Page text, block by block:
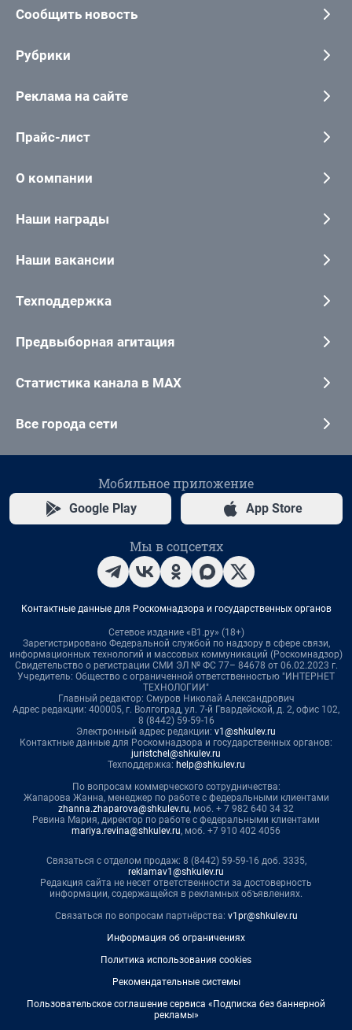
Сообщить новость
Рубрики
Реклама на сайте
Прайс-лист
О компании
Наши награды
Наши вакансии
Техподдержка
Предвыборная агитация
Статистика канала в MAX
Все города сети
Мобильное приложение
Google Play App Store
Мы в соцсетях
Контактные данные для Роскомнадзора и государственных органов
Сетевое издание «В1.ру» (18+)
Зарегистрировано Федеральной службой по надзору в сфере связи,
информационных технологий и массовых коммуникаций (Роскомнадзор)
Свидетельство о регистрации СМИ ЭЛ № ФС 77– 84678 от 06.02.2023 г.
Учредитель: Общество с ограниченной ответственностью "ИНТЕРНЕТ
ТЕХНОЛОГИИ"
Главный редактор: Смуров Николай Александрович
Адрес редакции: 400005, г. Волгоград, ул. 7-й Гвардейской, д. 2, офис 102,
8 (8442) 59-59-16
Электронный адрес редакции: v1@shkulev.ru
Контактные данные для Роскомнадзора и государственных органов:
juristchel@shkulev.ru
Техподдержка: help@shkulev.ru
По вопросам коммерческого сотрудничества:
Жапарова Жанна, менеджер по работе с федеральными клиентами
zhanna.zhaparova@shkulev.ru, моб. + 7 982 640 34 32
Ревина Мария, директор по работе с федеральными клиентами
mariya.revina@shkulev.ru, моб. +7 910 402 4056
Связаться с отделом продаж: 8 (8442) 59-59-16 доб. 3335,
reklamav1@shkulev.ru
Редакция сайта не несет ответственности за достоверность
информации, содержащейся в рекламных объявлениях.
Связаться по вопросам партнёрства: v1pr@shkulev.ru
Информация об ограничениях
Политика использования cookies
Рекомендательные системы
Пользовательское соглашение сервиса «Подписка без баннерной
рекламы»